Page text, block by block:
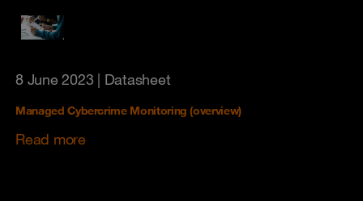
8 June 2023 | Datasheet
Managed Cybercrime Monitoring (overview)
Read more